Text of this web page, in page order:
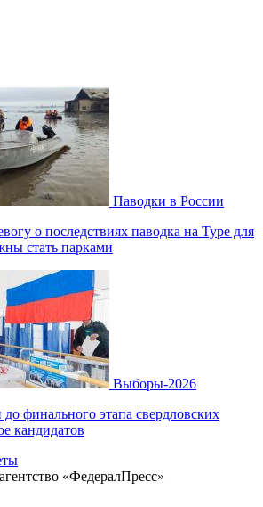
Паводки в России
о последствиях паводка на Туре для
стать парками
Выборы-2026
финального этапа свердловских
кандидатов
«ФедералПресс»